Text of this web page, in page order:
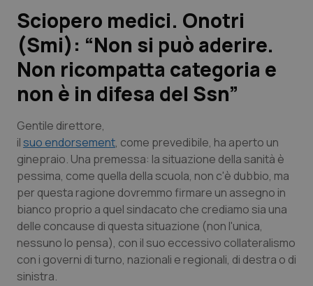
Lavoro e Professioni
Scienza e Farmaci
Studi e Analisi
Lettere al direttore
Edizioni Regionali
QS Pro
Professionisti Sanitari.AI
Abruzzo
QS Pro Gold
Sciopero medici. Onotri
(Smi): “Non si può aderire.
Non ricompatta categoria e
non è in difesa del Ssn”
Gentile direttore,
ilsuo endorsement, come prevedibile, ha aperto un
ginepraio. Una premessa: la situazione della sanità è
pessima, come quella della scuola, non c'è dubbio, ma
per questa ragione dovremmo firmare un assegno in
bianco proprio a quel sindacato che crediamo sia una
delle concause di questa situazione (non l'unica,
nessuno lo pensa), con il suo eccessivo collateralismo
con i governi di turno, nazionali e regionali, di destra o di
sinistra.